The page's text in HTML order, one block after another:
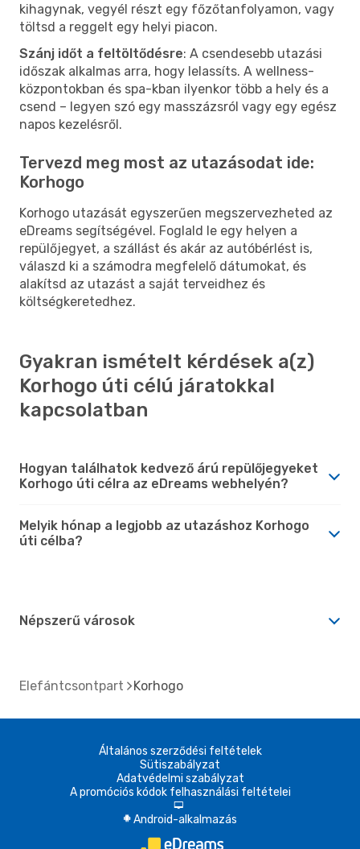
kihagynak, vegyél részt egy főzőtanfolyamon, vagy
töltsd a reggelt egy helyi piacon.
Szánj időt a feltöltődésre: A csendesebb utazási
időszak alkalmas arra, hogy lelassíts. A wellness-
központokban és spa-kban ilyenkor több a hely és a
csend – legyen szó egy masszázsról vagy egy egész
napos kezelésről.
Tervezd meg most az utazásodat ide:
Korhogo
Korhogo utazását egyszerűen megszervezheted az
eDreams segítségével. Foglald le egy helyen a
repülőjegyet, a szállást és akár az autóbérlést is,
válaszd ki a számodra megfelelő dátumokat, és
alakítsd az utazást a saját terveidhez és
költségkeretedhez.
Gyakran ismételt kérdések a(z)
Korhogo úti célú járatokkal
kapcsolatban
Hogyan találhatok kedvező árú repülőjegyeket
Korhogo úti célra az eDreams webhelyén?
Melyik hónap a legjobb az utazáshoz Korhogo
úti célba?
Népszerű városok
Elefántcsontpart Korhogo
Általános szerződési feltételek
Sütiszabályzat
Adatvédelmi szabályzat
A promóciós kódok felhasználási feltételei
d
A Android-alkalmazás